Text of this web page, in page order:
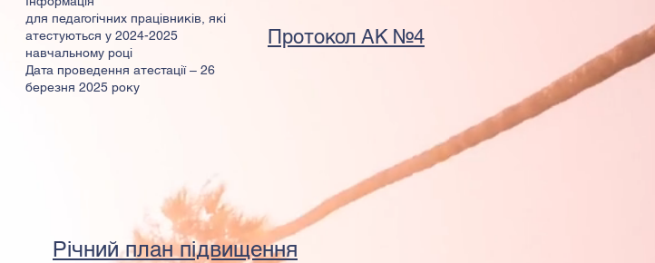
для педагогічних працівників, які
атестуються у 2024-2025
навчальному році
Дата проведення атестації – 26
березня 2025 року
Річний план підвищення
Протокол АК №4